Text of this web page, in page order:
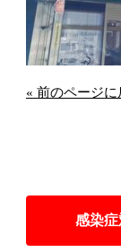
« 前のページに
感染症